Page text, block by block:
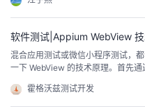
播
活
动
的
关
注
程
认
证
的
实
验
我
的
收
上限。Local storage 是 HTML5 规
传统的 Cookie 机制更加强大和灵
软件测试|Appium WebView
混合应用测试或微信小程序测试，
一下 WebView 的技术原理。首先
个开关项 showChromedriverLog
meDriver 相关的日...
霍格沃兹测试开发